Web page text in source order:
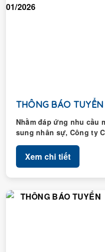
Nhằm đáp ứng nhu cầu
sung nhân sự, Công ty
Xem chi tiết